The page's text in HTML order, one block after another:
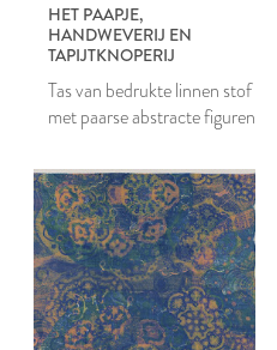
HET PAAPJE,
HANDWEVERIJ EN
TAPIJTKNOPERIJ
Tas van bedrukte linnen stof
met paarse abstracte figuren